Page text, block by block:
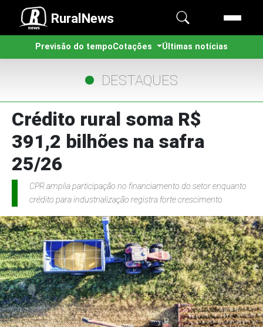
RuralNews
Previsão do tempoCotações Últimas notícias
DESTAQUES
Crédito rural soma R$
391,2 bilhões na safra
25/26
CPR amplia participação no financiamento do setor enquanto
crédito para industrialização registra forte crescimento